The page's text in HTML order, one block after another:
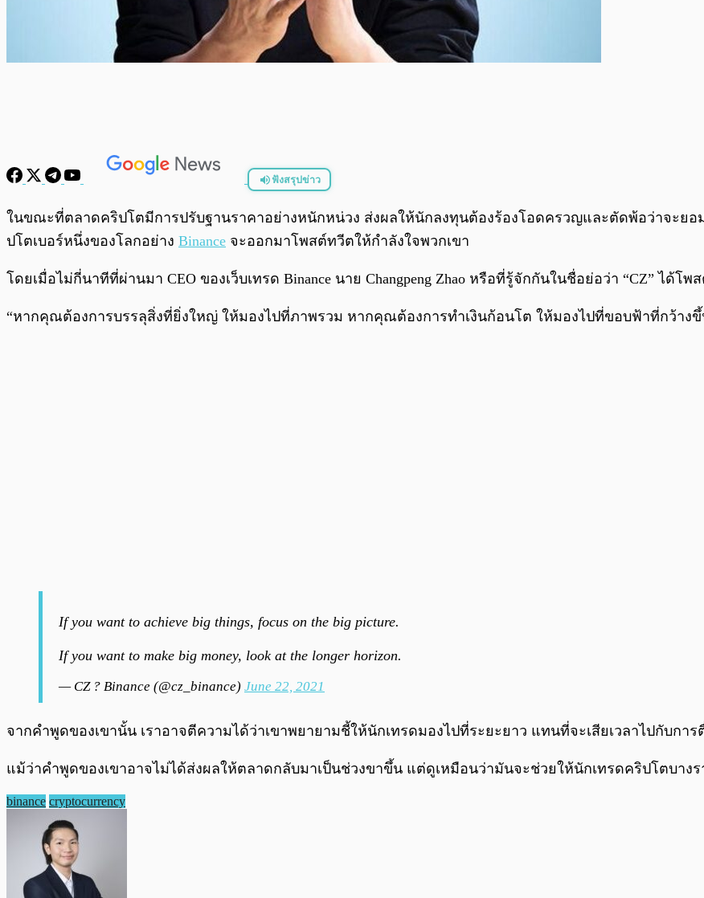
ฟังสรุปข่าว
พร้อมเล่น
ในขณะที่ตลาดคริปโตมีการปรับฐานราคาอย่างหนักหน่วง ส่งผลให้นักลงทุนต้องร้องโอดครวญและตัดพ้อว่าจะยอ
ปโตเบอร์หนึ่งของโลกอย่าง Binance จะออกมาโพสต์ทวีตให้กำลังใจพวกเขา
โดยเมื่อไม่กี่นาทีที่ผ่านมา CEO ของเว็บเทรด Binance นาย Changpeng Zhao หรือที่รู้จักกันในชื่อย่อว่า “CZ” ได้
“หากคุณต้องการบรรลุสิ่งที่ยิ่งใหญ่ ให้มองไปที่ภาพรวม หากคุณต้องการทำเงินก้อนโต ให้มองไปที่ขอบฟ้าที่กว้างขึ้
If you want to achieve big things, focus on the big picture.
If you want to make big money, look at the longer horizon.
— CZ ? Binance (@cz_binance) June 22, 2021
จากคำพูดของเขานั้น เราอาจตีความได้ว่าเขาพยายามชี้ให้นักเทรดมองไปที่ระยะยาว แทนที่จะเสียเวลาไปกับกา
แม้ว่าคำพูดของเขาอาจไม่ได้ส่งผลให้ตลาดกลับมาเป็นช่วงขาขึ้น แต่ดูเหมือนว่ามันจะช่วยให้นักเทรดคริปโตบาง
binance cryptocurrency